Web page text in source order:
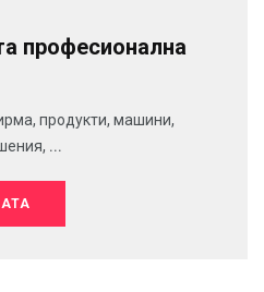
професионална
продукти, машини,
...